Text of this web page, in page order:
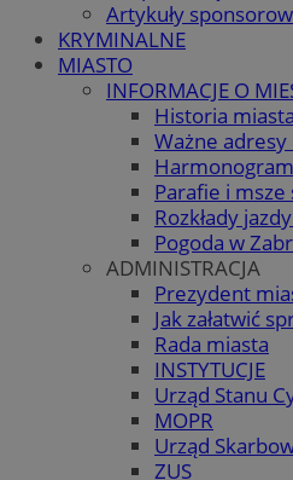
Artykuły
KRYMINALNE
MIASTO
INFORMACJE O
Historia miasta
Ważne
Parafie i
Rozkłady
Pogoda w
ADMINISTRACJA
Prezydent
Jak załatwić
Rada miasta
INSTYTUCJE
Urząd Stanu
MOPR
Urząd
ZUS